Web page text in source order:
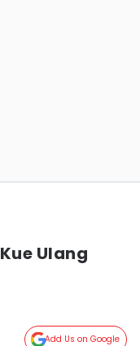
Ulang
Add Us on Google